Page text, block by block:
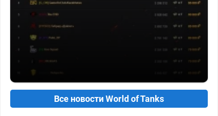
Все новости World of Tanks